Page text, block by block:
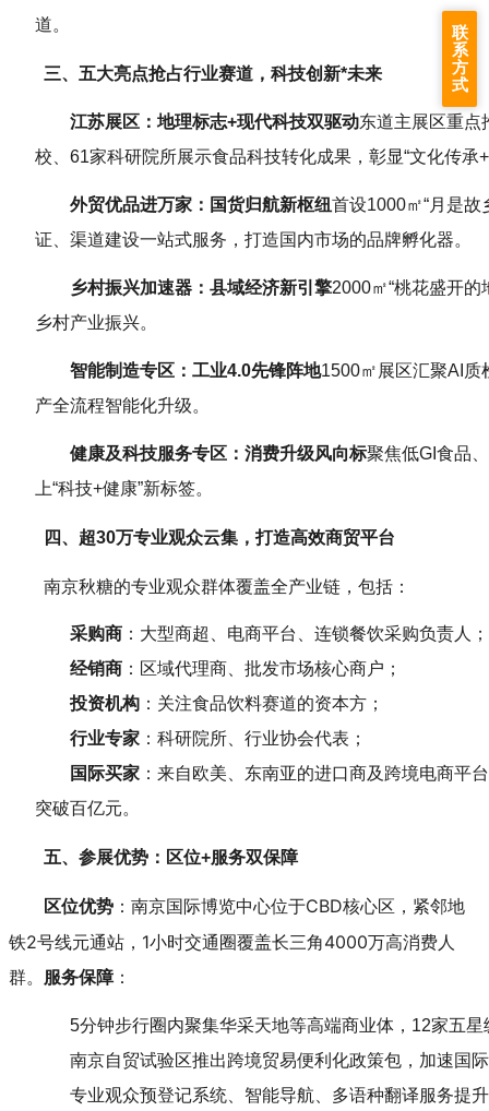
道。
三、五大亮点抢占行业赛道，科技创新*未来
江苏展区：地理标志+现代科技双驱动东道主展区重点
校、61家科研院所展示食品科技转化成果，彰显“文化传承
外贸优品进万家：国货归航新枢纽 首设1000㎡“月是
证、渠道建设一站式服务，打造国内市场的品牌孵化器。
乡村振兴加速器：县域经济新引擎2000㎡“桃花盛开
乡村产业振兴。
智能制造专区：工业4.0先锋阵地1500㎡展区汇聚AI质
产全流程智能化升级。
健康及科技服务专区：消费升级风向标聚焦低GI食品
上“科技+健康”新标签。
四、超30万专业观众云集，打造高效商贸平台
南京秋糖的专业观众群体覆盖全产业链，包括：
采购商 ：大型商超、电商平台、连锁餐饮采购负责人；
经销商 ：区域代理商、批发市场核心商户；
投资机构 ：关注食品饮料赛道的资本方；
行业专家 ：科研院所、行业协会代表；
国际买家 ：来自欧美、东南亚的进口商及跨境电商平
突破百亿元。
五、参展优势：区位+服务双保障
区位优势 ：南京国际博览中心位于CBD核心区，紧邻地
铁2号线元通站，1小时交通圈覆盖长三角4000万高消费人
群。
服务保障：
5分钟步行圈内聚集华采天地等高端商业体，12家五
南京自贸试验区推出跨境贸易便利化政策包，加速国
专业观众预登记系统、智能导航、多语种翻译服务提
联
系
方
式